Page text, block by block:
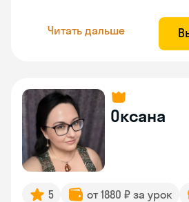
Читать дальше
Оксана
5 от 1880 ₽ за урок